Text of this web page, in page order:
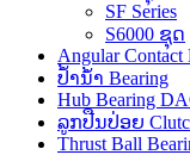
SF Series
S6000 ຊຸດ
Angular Contact
ປ້ຳນ້ຳ Bearing
Hub Bearing
ລູກປືນປ່ອຍ
Thrust Ball